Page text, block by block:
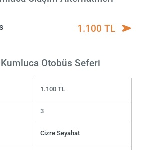
1.100 TL
Otobüs Seferi
1.100 TL
3
Cizre Seyahat